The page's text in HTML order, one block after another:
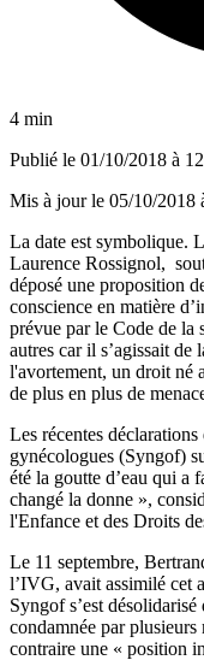
4 min
Publié le 01/10/2018 à
Mis à jour le 05/10/2018
La date est symbolique.
Laurence Rossignol,
déposé une proposition
conscience en matière
prévue par le Code de la
autres car il s’agissait
l'avortement, un droit né
de plus en plus de
Les récentes
gynécologues (Syngof)
été la goutte d’eau qui a
changé la donne »,
l'Enfance et des Droits
Le 11 septembre,
l’IVG, avait assimilé cet
Syngof s’est
condamnée par
contraire une « position